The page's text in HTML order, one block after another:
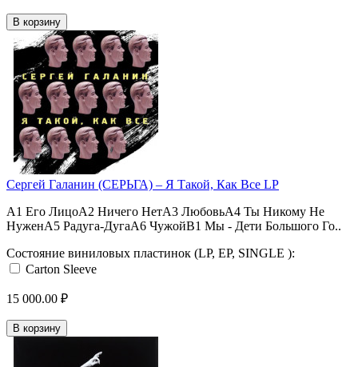
В корзину
Сергей Галанин (СЕРЬГА) ‎– Я Такой, Как Все LP
A1 Его ЛицоA2 Ничего НетA3 ЛюбовьA4 Ты Никому Не
НуженA5 Радуга-ДугаA6 ЧужойB1 Мы - Дети Большого Го..
Состояние виниловых пластинок (LP, EP, SINGLE ):
Carton Sleeve
15 000.00 ₽
В корзину